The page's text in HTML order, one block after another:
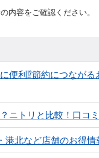
内容をご確認ください。
便利⁉節約につなが
ニトリと比較！口コ
港北など店舗のお得